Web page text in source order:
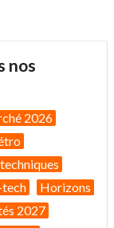
nos
2026
Horizons
2027